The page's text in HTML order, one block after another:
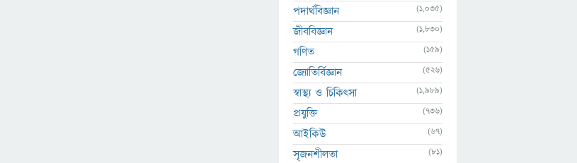
পদার্থবিজ্ঞান (1,035)
জীববিজ্ঞান (1,830)
গণিত (159)
জ্যোতির্বিজ্ঞান (526)
স্বাস্থ্য ও চিকিৎসা (1,989)
প্রযুক্তি (736)
আইকিউ (67)
সৃজনশীলতা (81)